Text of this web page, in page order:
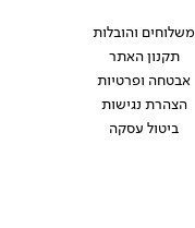
משלוחים והובלות
תקנון האתר
אבטחה ופרטיות
הצהרת נגישות
ביטול עסקה